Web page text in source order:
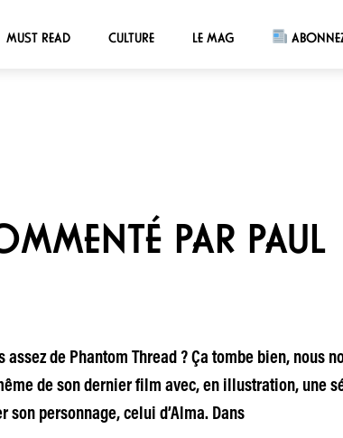
MUST READ CULTURE LE MAG
PAR PAUL
de Phantom Thread ? Ça tombe bien, nous
de son dernier film avec, en illustration, une
personnage, celui d’Alma. Dans